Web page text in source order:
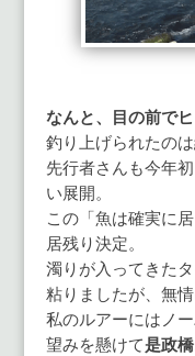
なんと、目の前でヒ
釣り上げられたの
先行者さんも今年
い展開。
この「魚は確実に
居残り決定。
濁りが入ってきた
粘りましたが、無
私のルアーにはノ
望みを懸けて是政橋